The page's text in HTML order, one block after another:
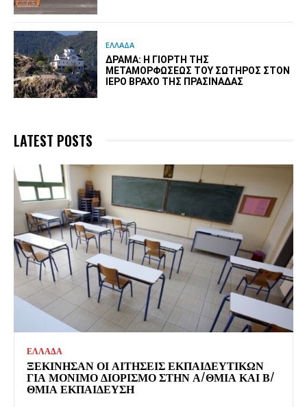
ΕΛΛΑΔΑ
ΔΡΆΜΑ: Η ΓΙΟΡΤΉ ΤΗΣ
ΜΕΤΑΜΟΡΦΏΣΕΩΣ ΤΟΥ ΣΩΤΉΡΟΣ ΣΤΟΝ
ΙΕΡΌ ΒΡΆΧΟ ΤΗΣ ΠΡΑΣΙΝΆΔΑΣ
LATEST POSTS
ΕΛΛΑΔΑ
ΞΕΚΊΝΗΣΑΝ ΟΙ ΑΙΤΉΣΕΙΣ ΕΚΠΑΙΔΕΥΤΙΚΏΝ
ΓΙΑ ΜΌΝΙΜΟ ΔΙΟΡΙΣΜΌ ΣΤΗΝ Α/ΘΜΙΑ ΚΑΙ Β/
ΘΜΙΑ ΕΚΠΑΊΔΕΥΣΗ